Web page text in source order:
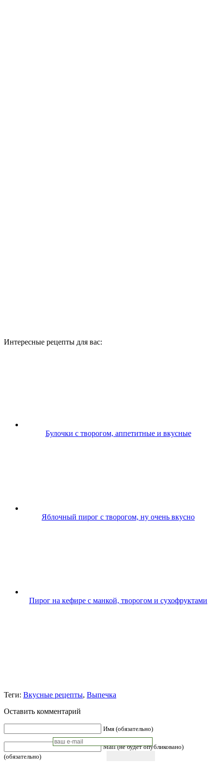
Интересные рецепты для вас:
Булочки с творогом, аппетитные и вкусные
Яблочный пирог с творогом, ну очень вкусно
Пирог на кефире с манкой, творогом и сухофруктами
Теги: Вкусные рецепты, Выпечка
Оставить комментарий
Имя (обязательно)
Mail (не будет опубликовано)
(обязательно)